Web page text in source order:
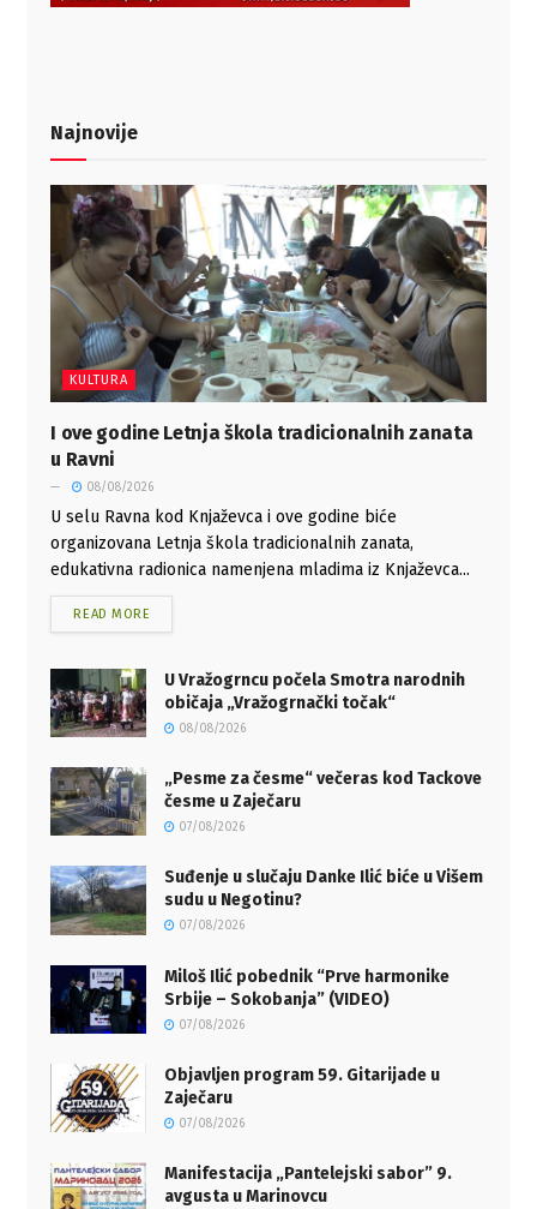
Najnovije
KULTURA
I ove godine Letnja škola tradicionalnih zanata
u Ravni
08/08/2026
U selu Ravna kod Knjaževca i ove godine biće
organizovana Letnja škola tradicionalnih zanata,
edukativna radionica namenjena mladima iz Knjaževca...
READ MORE
U Vražogrncu počela Smotra narodnih
običaja „Vražogrnački točak“
08/08/2026
„Pesme za česme“ večeras kod Tackove
česme u Zaječaru
07/08/2026
Suđenje u slučaju Danke Ilić biće u Višem
sudu u Negotinu?
07/08/2026
Miloš Ilić pobednik “Prve harmonike
Srbije – Sokobanja” (VIDEO)
07/08/2026
Objavljen program 59. Gitarijade u
Zaječaru
07/08/2026
Manifestacija „Pantelejski sabor” 9.
avgusta u Marinovcu